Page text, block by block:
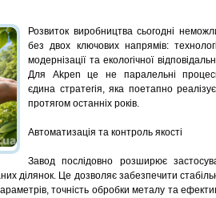
Розвиток виробництва сьогодні
без двох ключових напрямів:
модернізації та екологічної
Для Akpen це не паралельні
єдина стратегія, яка поетапно
протягом останніх років.
Автоматизація та контроль якості
Завод послідовно розширює
ділянок. Це дозволяє забезпечити
точність обробки металу та